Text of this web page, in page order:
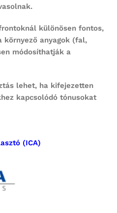
különösen fontos,
környező anyagok (fal,
módosíthatják a
lehet, ha kifejezetten
kapcsolódó tónusokat
(ICA)